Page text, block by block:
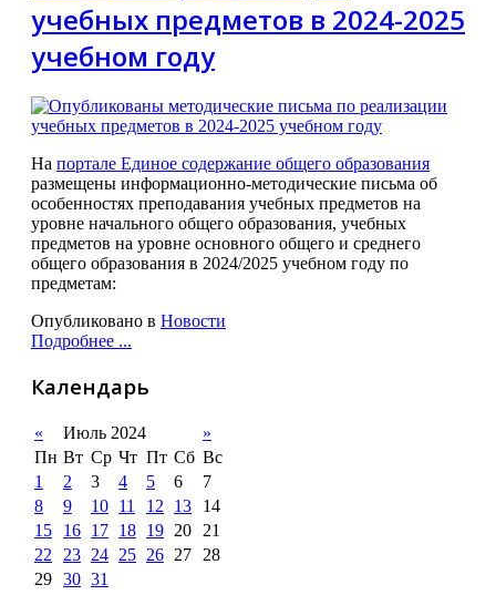
учебных предметов в 2024-2025
учебном году
На портале Единое содержание общего образования
размещены информационно-методические письма об
особенностях преподавания учебных предметов на
уровне начального общего образования, учебных
предметов на уровне основного общего и среднего
общего образования в 2024/2025 учебном году по
предметам:
Опубликовано в Новости
Подробнее ...
Календарь
« Июль 2024
»
Пн Вт Ср Чт Пт Сб Вс
1
2 3 4 5 6
7
8
9 10 11 12 13
14
15
16 17 18 19 20
21
22
23 24 25 26 27
28
29 30 31